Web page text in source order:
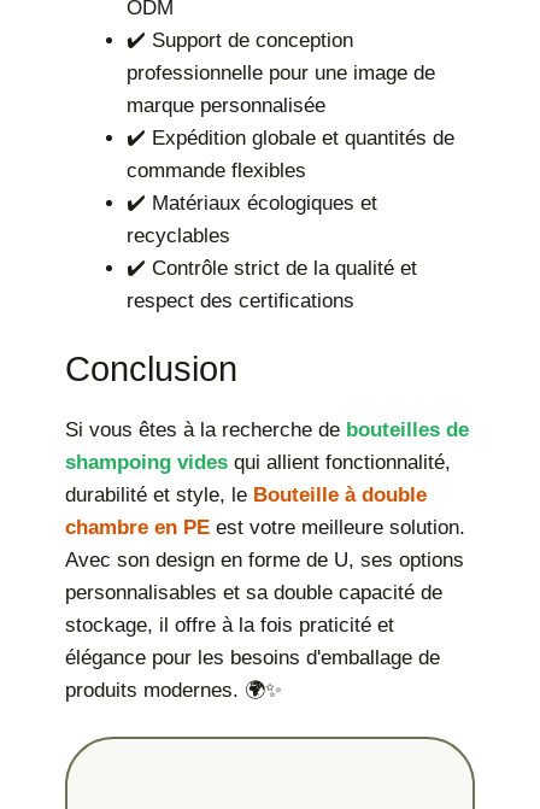
ODM
✔️ Support de conception
professionnelle pour une image de
marque personnalisée
✔️ Expédition globale et quantités de
commande flexibles
✔️ Matériaux écologiques et
recyclables
✔️ Contrôle strict de la qualité et
respect des certifications
Conclusion
Si vous êtes à la recherche de bouteilles de
shampoing vides qui allient fonctionnalité,
durabilité et style, le Bouteille à double
chambre en PE est votre meilleure solution.
Avec son design en forme de U, ses options
personnalisables et sa double capacité de
stockage, il offre à la fois praticité et
élégance pour les besoins d'emballage de
produits modernes. 🌍✨